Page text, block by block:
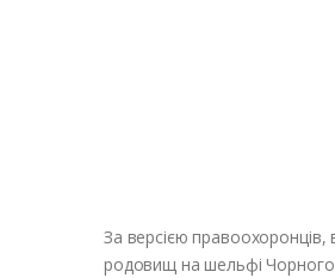
За версією правоохоронців,
родовищ на шельфі Чорного